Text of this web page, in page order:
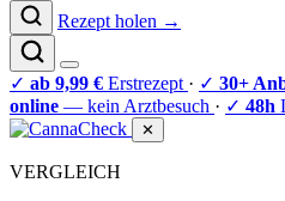
Rezept holen →
✓ ab 9,99 € Erstrezept · ✓ 30+
online — kein Arztbesuch · ✓ 48h
✕
VERGLEICH